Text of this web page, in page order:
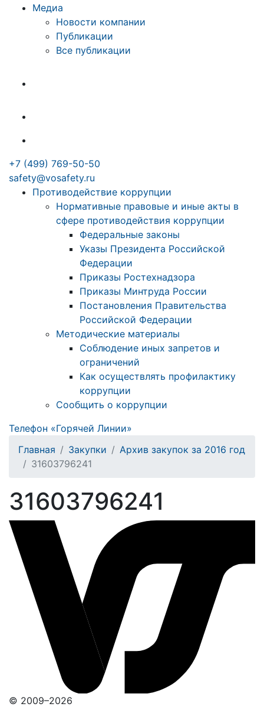
Медиа
Новости компании
Публикации
Все публикации
+7 (499) 769-50-50
safety@vosafety.ru
Противодействие коррупции
Нормативные правовые и иные акты в
сфере противодействия коррупции
Федеральные законы
Указы Президента Российской
Федерации
Приказы Ростехнадзора
Приказы Минтруда России
Постановления Правительства
Российской Федерации
Методические материалы
Соблюдение иных запретов и
ограничений
Как осуществлять профилактику
коррупции
Сообщить о коррупции
Телефон «Горячей Линии»
Главная
Закупки
Архив закупок за 2016 год
31603796241
31603796241
© 2009–2026